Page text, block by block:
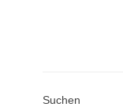
Suchen